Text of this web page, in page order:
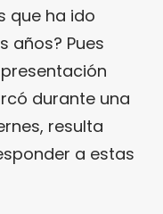
que ha ido
años? Pues
durante una
resulta
a estas